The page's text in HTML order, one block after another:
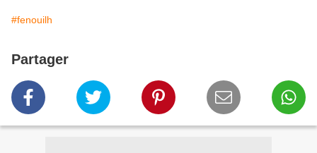
#fenouilh
Partager